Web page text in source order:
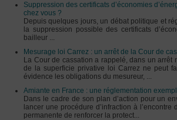
Suppression des certificats d’économies
chez vous ?
Depuis quelques jours, un débat politique et
la suppression possible des certificats
bailleur ...
Mesurage loi Carrez : un arrêt de la Cour de
La Cour de cassation a rappelé, dans un
de la superficie privative loi Carrez ne peut
évidence les obligations du mesureur, ...
Amiante en France : une réglementation
Dans le cadre de son plan d’action pour un
lancer une procédure d’infraction à
permanente de renforcer la protect...